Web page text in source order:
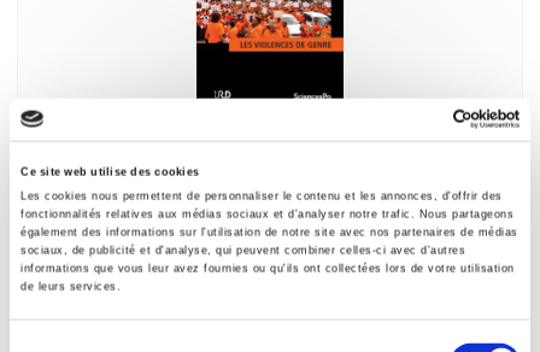
Ce site web utilise des cookies
Les cookies nous permettent de personnaliser le contenu et les annonces, d'offrir des
fonctionnalités relatives aux médias sociaux et d'analyser notre trafic. Nous partageons
également des informations sur l'utilisation de notre site avec nos partenaires de médias
sociaux, de publicité et d'analyse, qui peuvent combiner celles-ci avec d'autres
informations que vous leur avez fournies ou qu'ils ont collectées lors de votre utilisation
de leurs services.
Les violences de genre